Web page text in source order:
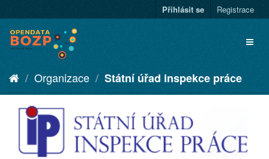
Přihlásit se Registrace
Organizace Státní úřad inspekce práce